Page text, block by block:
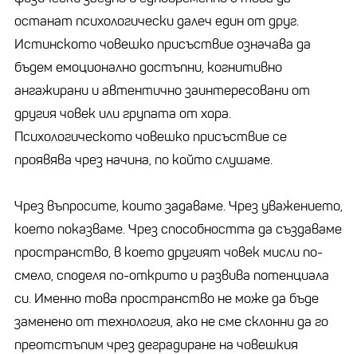
останат психологически далеч един от друг.
Истинското човешко присъствие означава да
бъдем емоционално достъпни, когнитивно
ангажирани и автентично заинтересовани от
другия човек или групата от хора.
Психологическото човешко присъствие се
проявява чрез начина, по който слушаме.
Чрез въпросите, които задаваме. Чрез уважението,
което показваме. Чрез способността да създаваме
пространство, в което другият човек мисли по-
смело, споделя по-открито и развива потенциала
си. Именно това пространство не може да бъде
заменено от технология, ако не сме склонни да го
преотстъпим чрез деградиране на човешкия